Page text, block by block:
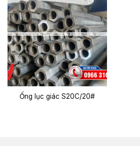
Ống lục giác S20C/20#